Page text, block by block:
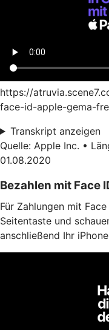
https://
face-id-apple-gema-
Transkript anzeigen
Quelle: Apple Inc. •
01.08.2020
Bezahlen mit Face
Für Zahlungen mit
Seitentaste und
anschließend Ihr